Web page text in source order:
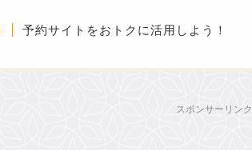
予約サイトをおトクに活用しよう！
スポンサーリンク